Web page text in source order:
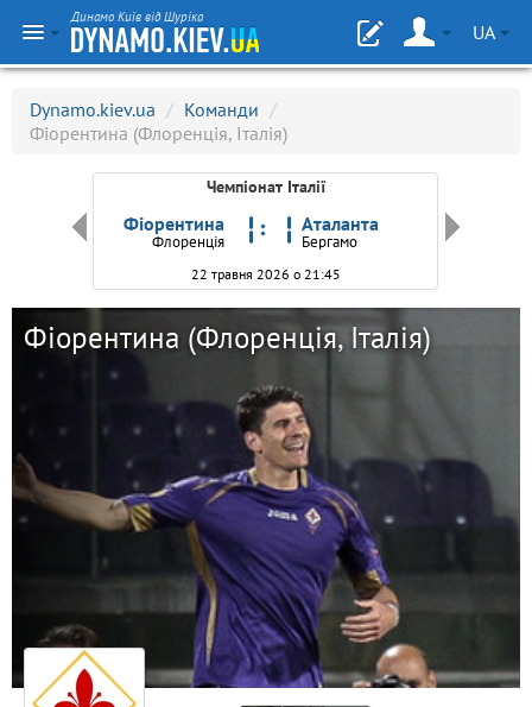
Динамо Київ від Шуріка
UA
Dynamo.kiev.ua / Команди /
Фіорентина (Флоренція, Італія)
Чемпіонат Італії
Фіорентина
Флоренція
Аталанта
Бергамо
22 травня 2026 о 21:45
Фіорентина (Флоренція, Італія)